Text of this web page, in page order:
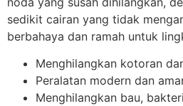
sedikit cairan yang tidak
berbahaya dan ramah untuk
Menghilangkan kotoran
Peralatan modern dan
Menghilangkan bau,